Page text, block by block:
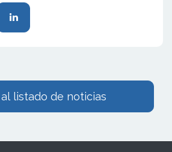
listado de noticias